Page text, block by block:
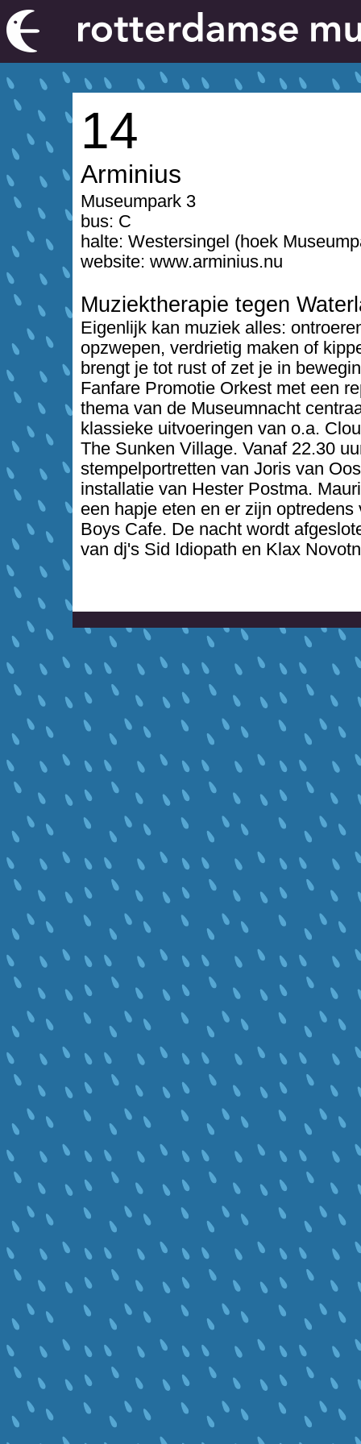
14
Arminius
Museumpark 3
bus: C
halte: Westersingel (hoek
website: www.arminius.nu
Muziektherapie tegen
Eigenlijk kan muziek alles:
opzwepen, verdrietig maken of
brengt je tot rust of zet je in
Fanfare Promotie Orkest met een
thema van de Museumnacht
klassieke uitvoeringen van o.a.
The Sunken Village. Vanaf 22.30
stempelportretten van Joris van
installatie van Hester Postma.
een hapje eten en er zijn
Boys Cafe. De nacht wordt
van dj's Sid Idiopath en Klax